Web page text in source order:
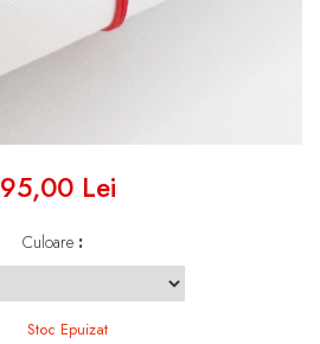
95,00 Lei
Culoare :
Stoc Epuizat